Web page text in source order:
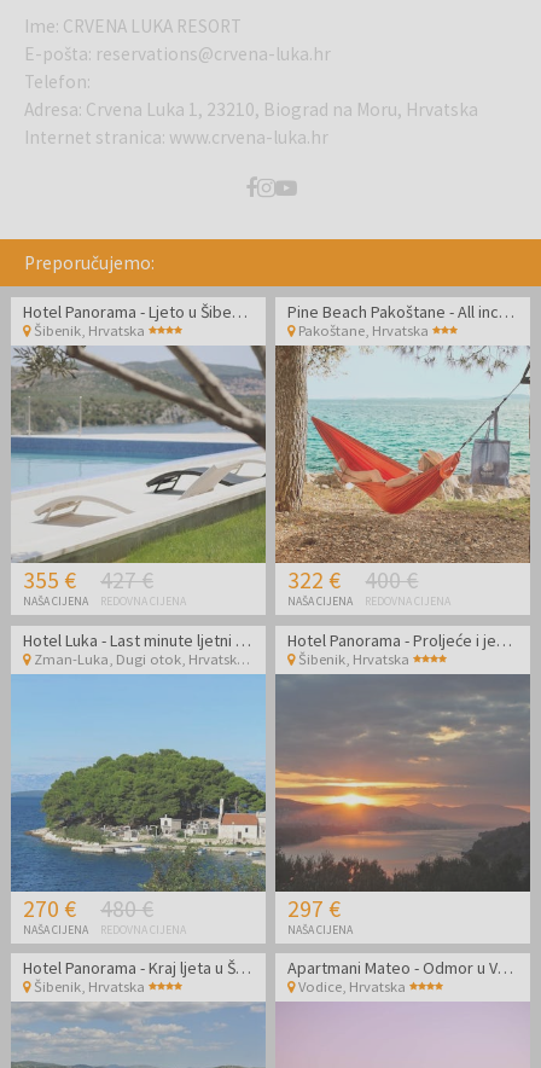
Ime: CRVENA LUKA RESORT
E-pošta: reservations@crvena-luka.hr
Telefon:
Adresa: Crvena Luka 1, 23210, Biograd na Moru, Hrvatska
Internet stranica: www.crvena-luka.hr
Preporučujemo:
Hotel Panorama - Ljeto u Šibeniku
Šibenik, Hrvatska
355 €
NAŠA CIJENA
427 €
REDOVNA CIJENA
Pine Beach Pakoštane - All inclusive light odmor uz sport i prirodu - Posebna akcija
Pakoštane Hrvatska
322 €
NAŠA CIJENA
400 €
REDOVNA CIJENA
Hotel Luka - Last minute ljetni odmor kao nekada u srcu slikovite Dalmacije
Zman-Luka, Dugi otok, Hrvatska
270 €
NAŠA CIJENA
480 €
REDOVNA CIJENA
Hotel Panorama - Proljeće i jesen u Šibeniku
Šibenik Hrvatska
297 €
NAŠA CIJENA
Hotel Panorama - Kraj ljeta u Šibeniku
Šibenik, Hrvatska
Apartmani Mateo - Odmor u Vodicama
Vodice, Hrvatska